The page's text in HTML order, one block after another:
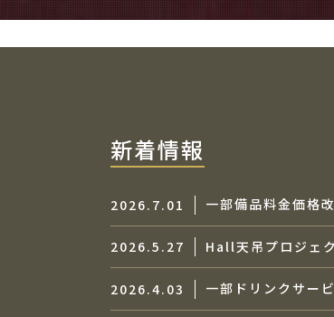
新着情報
2026.7.01 一部備品料金価格
2026.5.27 Hall天吊プロジェ
2026.4.03 一部ドリンクサー